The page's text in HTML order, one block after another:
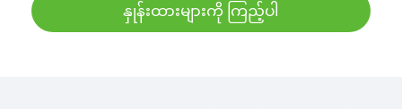
နှုန်းထားများကို ကြည့်ပါ